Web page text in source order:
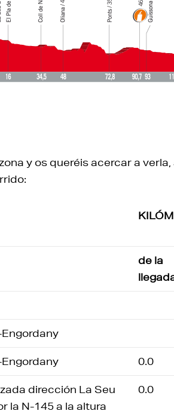
y os queréis acercar a
de la
0.0
dirección La Seu
la N-145 a la altura
0.0